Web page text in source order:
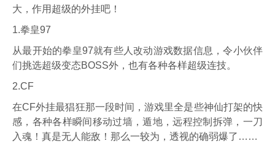
大，作用超级的外挂吧！
1.拳皇97
从最开始的拳皇97就有些人改动游戏数据信息，令小伙伴
们挑选超级变态BOSS外，也有各种各样超级连技。
2.CF
在CF外挂最猖狂那一段时间，游戏里全是些神仙打架的快
感，各种各样瞬间移动过墙，遁地，远程控制拆弹，一刀
入魂！真是无人能敌！那么一较为，透视的确弱爆了……